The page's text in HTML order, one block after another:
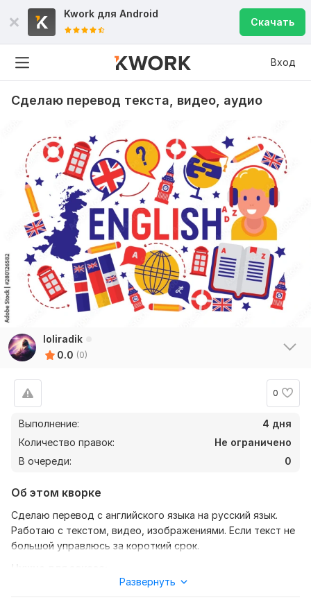
Kwork для Android
Скачать
Вход
Сделаю перевод текста, видео, аудио
loliradik
0.0 (0)
0
Выполнение:
4 дня
Количество правок:
Не ограничено
В очереди:
0
Об этом кворке
Сделаю перевод с английского языка на русский язык.
Работаю с текстом, видео, изображениями. Если текст не
большой управлюсь за короткий срок.
Чтобы я выполнил заказ, пришлите файлы для которых
Развернуть